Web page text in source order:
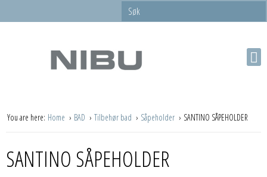
You are here: Home BAD Tilbehør bad Såpeholder SANTINO SÅPEHOLDER
SANTINO SÅPEHOLDER